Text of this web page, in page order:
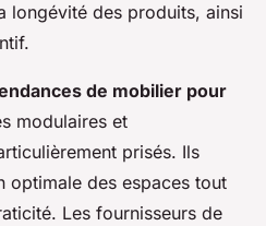
longévité des produits, ainsi
de mobilier pour
modulaires et
prisés. Ils
optimale des espaces tout
Les fournisseurs de